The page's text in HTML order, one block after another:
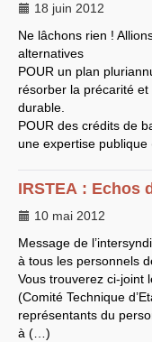
Plate-forme
SUD-RE au
Instances du
Archives
CA2009
CCP2008
CoNRS
2010
CT2012
C.S. du CNRS
CA 2013
CAP 2005
CAP2008
CAP2011
Conseil
mandat 2017-
CSA2026
CT2011 - 2014
2015-2018
18 juin 2012
Ne lâchons rien !
alternatives
POUR un plan
résorber la précarité
durable.
POUR des crédits de
une expertise
IRSTEA : Echos
10 mai 2012
Message de
à tous les personnels
Vous trouverez ci-joint
(Comité Technique
représentants du
à (…)